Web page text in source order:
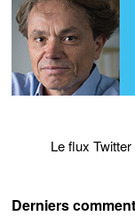
Le flux
Derniers